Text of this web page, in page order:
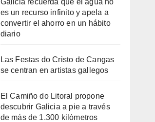
es un recurso infinito y apela a
convertir el ahorro en un hábito
diario
Las Festas do Cristo de Cangas
se centran en artistas gallegos
El Camiño do Litoral propone
descubrir Galicia a pie a través
de más de 1.300 kilómetros